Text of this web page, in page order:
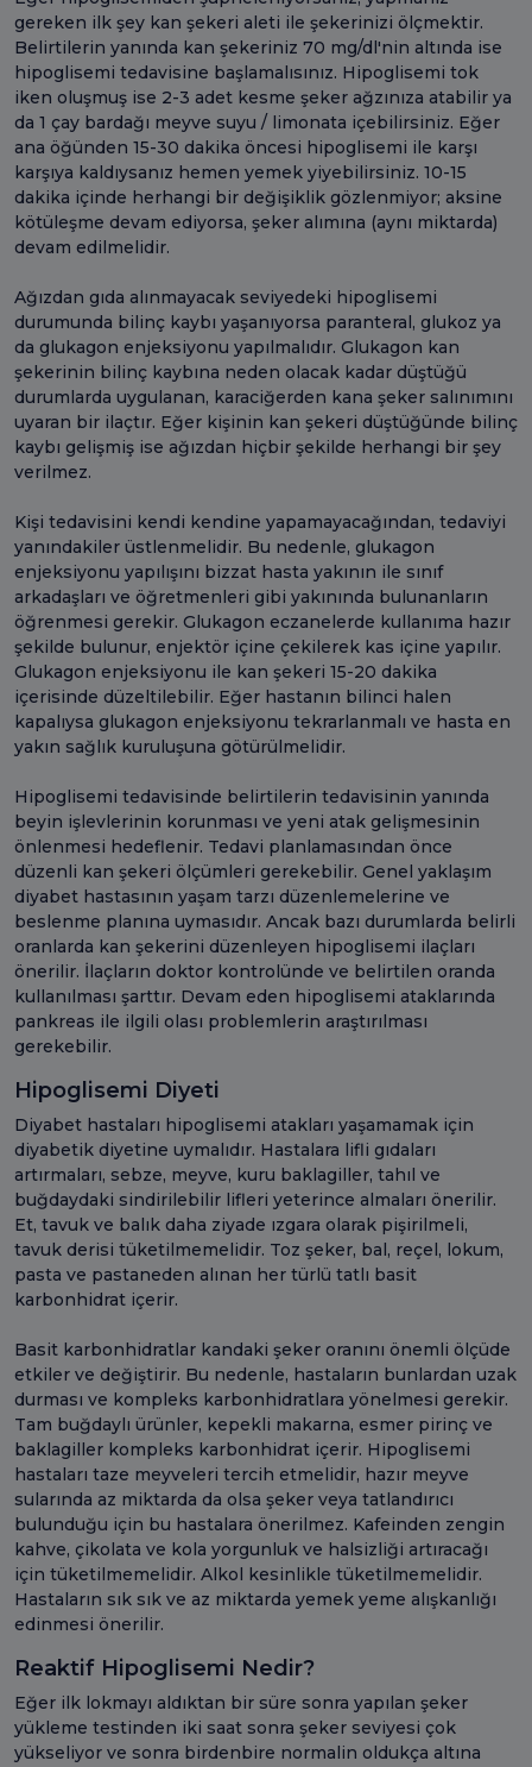
gereken ilk şey kan şekeri aleti ile şekerinizi ölçmektir.
Belirtilerin yanında kan şekeriniz 70 mg/dl'nin altında ise
hipoglisemi tedavisine başlamalısınız. Hipoglisemi tok
iken oluşmuş ise 2-3 adet kesme şeker ağzınıza atabilir ya
da 1 çay bardağı meyve suyu / limonata içebilirsiniz. Eğer
ana öğünden 15-30 dakika öncesi hipoglisemi ile karşı
karşıya kaldıysanız hemen yemek yiyebilirsiniz. 10-15
dakika içinde herhangi bir değişiklik gözlenmiyor; aksine
kötüleşme devam ediyorsa, şeker alımına (aynı miktarda)
devam edilmelidir.
Ağızdan gıda alınmayacak seviyedeki hipoglisemi
durumunda bilinç kaybı yaşanıyorsa paranteral, glukoz ya
da glukagon enjeksiyonu yapılmalıdır. Glukagon kan
şekerinin bilinç kaybına neden olacak kadar düştüğü
durumlarda uygulanan, karaciğerden kana şeker salınımını
uyaran bir ilaçtır. Eğer kişinin kan şekeri düştüğünde bilinç
kaybı gelişmiş ise ağızdan hiçbir şekilde herhangi bir şey
verilmez.
Kişi tedavisini kendi kendine yapamayacağından, tedaviyi
yanındakiler üstlenmelidir. Bu nedenle, glukagon
enjeksiyonu yapılışını bizzat hasta yakının ile sınıf
arkadaşları ve öğretmenleri gibi yakınında bulunanların
öğrenmesi gerekir. Glukagon eczanelerde kullanıma hazır
şekilde bulunur, enjektör içine çekilerek kas içine yapılır.
Glukagon enjeksiyonu ile kan şekeri 15-20 dakika
içerisinde düzeltilebilir. Eğer hastanın bilinci halen
kapalıysa glukagon enjeksiyonu tekrarlanmalı ve hasta en
yakın sağlık kuruluşuna götürülmelidir.
Hipoglisemi tedavisinde belirtilerin tedavisinin yanında
beyin işlevlerinin korunması ve yeni atak gelişmesinin
önlenmesi hedeflenir. Tedavi planlamasından önce
düzenli kan şekeri ölçümleri gerekebilir. Genel yaklaşım
diyabet hastasının yaşam tarzı düzenlemelerine ve
beslenme planına uymasıdır. Ancak bazı durumlarda belirli
oranlarda kan şekerini düzenleyen hipoglisemi ilaçları
önerilir. İlaçların doktor kontrolünde ve belirtilen oranda
kullanılması şarttır. Devam eden hipoglisemi ataklarında
pankreas ile ilgili olası problemlerin araştırılması
gerekebilir.
Hipoglisemi Diyeti
Diyabet hastaları hipoglisemi atakları yaşamamak için
diyabetik diyetine uymalıdır. Hastalara lifli gıdaları
artırmaları, sebze, meyve, kuru baklagiller, tahıl ve
buğdaydaki sindirilebilir lifleri yeterince almaları önerilir.
Et, tavuk ve balık daha ziyade ızgara olarak pişirilmeli,
tavuk derisi tüketilmemelidir. Toz şeker, bal, reçel, lokum,
pasta ve pastaneden alınan her türlü tatlı basit
karbonhidrat içerir.
Basit karbonhidratlar kandaki şeker oranını önemli ölçüde
etkiler ve değiştirir. Bu nedenle, hastaların bunlardan uzak
durması ve kompleks karbonhidratlara yönelmesi gerekir.
Tam buğdaylı ürünler, kepekli makarna, esmer pirinç ve
baklagiller kompleks karbonhidrat içerir. Hipoglisemi
hastaları taze meyveleri tercih etmelidir, hazır meyve
sularında az miktarda da olsa şeker veya tatlandırıcı
bulunduğu için bu hastalara önerilmez. Kafeinden zengin
kahve, çikolata ve kola yorgunluk ve halsizliği artıracağı
için tüketilmemelidir. Alkol kesinlikle tüketilmemelidir.
Hastaların sık sık ve az miktarda yemek yeme alışkanlığı
edinmesi önerilir.
Reaktif Hipoglisemi Nedir?
Eğer ilk lokmayı aldıktan bir süre sonra yapılan şeker
yükleme testinden iki saat sonra şeker seviyesi çok
yükseliyor ve sonra birdenbire normalin oldukça altına